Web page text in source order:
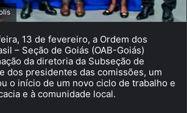
13 de fevereiro, a Ordem dos
– Seção de Goiás (OAB-Goiás)
da diretoria da Subseção de
dos presidentes das comissões, um
o início de um novo ciclo de trabalho e
e à comunidade local.